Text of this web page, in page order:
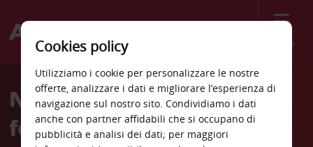
Menù
Welcome
AvisNoleggio auto Stazione
ferroviaria di Colmar
Cookies policy
Utilizziamo i cookie per personalizzare le nostre
offerte, analizzare i dati e migliorare l’esperienza di
navigazione sul nostro sito. Condividiamo i dati
anche con partner affidabili che si occupano di
pubblicità e analisi dei dati; per maggiori